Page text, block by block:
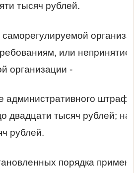
тысяч рублей.
или
организации -
административного
двадцати тысяч рублей;
рублей.
порядка